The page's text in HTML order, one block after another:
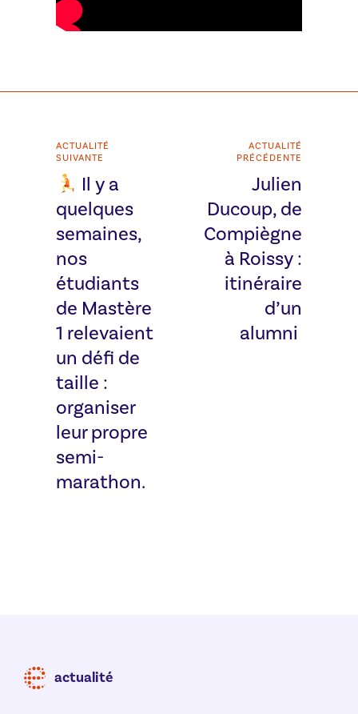
ACTUALITÉ
SUIVANTE
Il y a
quelques
semaines,
nos
étudiants
de Mastère
1 relevaient
un défi de
taille :
organiser
leur propre
semi-
marathon.
ACTUALITÉ
PRÉCÉDENTE
Julien
Ducoup, de
Compiègne
à Roissy :
itinéraire
d’un
alumni
actualité